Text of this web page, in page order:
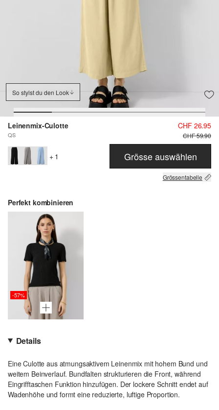
So stylst du den Look
Leinenmix-Culotte
QS
CHF 26.95
CHF 59.90
+ 1 Grösse auswählen
Grössentabelle
Perfekt kombinieren
-57%
Details
Eine Culotte aus atmungsaktivem Leinenmix mit hohem Bund und
weitem Beinverlauf. Bundfalten strukturieren die Front, während
Eingrifftaschen Funktion hinzufügen. Der lockere Schnitt endet auf
Wadenhöhe und formt eine reduzierte, luftige Proportion.